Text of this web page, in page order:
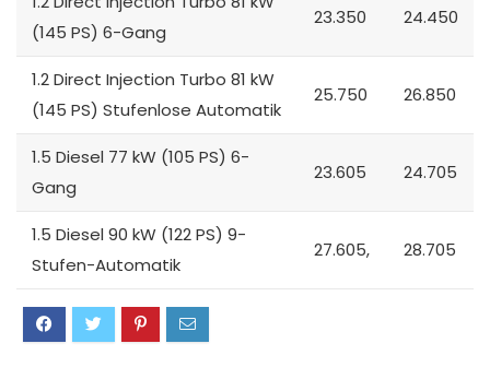
(145 PS) 6-Gang
23.350 24.450
1.2 Direct Injection Turbo 81 kW
(145 PS) Stufenlose Automatik
25.750 26.850
1.5 Diesel 77 kW (105 PS) 6-
Gang
23.605 24.705
1.5 Diesel 90 kW (122 PS) 9-
Stufen-Automatik
27.605, 28.705